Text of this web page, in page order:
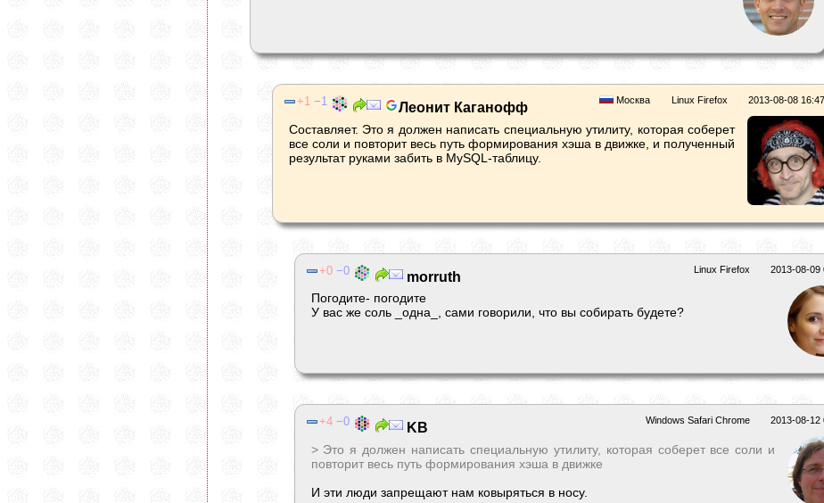
2013-08-08 16:47
Linux Firefox
Москва
1 1 Леонит Каганофф
Составляет. Это я должен написать специальную утилиту, которая соберет
все соли и повторит весь путь формирования хэша в движке, и полученный
результат руками забить в MySQL-таблицу.
2013-08-09
Linux Firefox
0 0 morruth
Погодите- погодите
У вас же соль _одна_, сами говорили, что вы собирать будете?
2013-08-12
Windows Safari Chrome
4 0 KB
> Это я должен написать специальную утилиту, которая соберет все соли и
повторит весь путь формирования хэша в движке
И эти люди запрещают нам ковыряться в носу.